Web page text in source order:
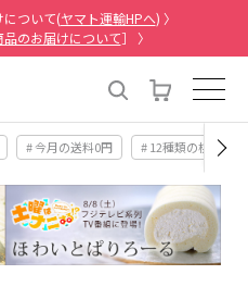
ついて(ヤマト運輸HPへ) 〉
品のお届けについて］ 〉
# 今月の送料0円 # 12種類の桃